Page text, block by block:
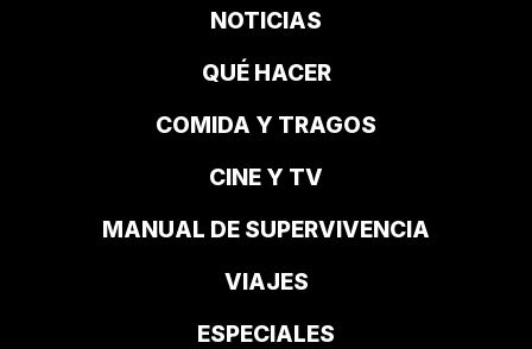
NOTICIAS
QUÉ HACER
COMIDA Y TRAGOS
CINE Y TV
MANUAL DE SUPERVIVENCIA
VIAJES
ESPECIALES